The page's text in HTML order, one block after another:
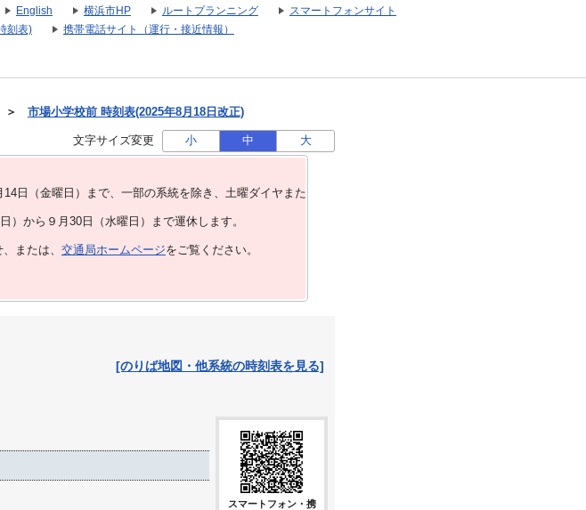
English 横浜市HP ルートプランニング
スマートフォンサイト
刻表) 携帯電話サイト（運行・接近情報）
＞ 市場小学校前 時刻表(2025年8月18日改正)
文字サイズ変更 小 中 大
⽇（金曜日）まで、⼀部の系統を除き、⼟曜ダイヤまた
から９月30日（水曜日）まで運休します。
または、 交通局ホームページをご覧ください。
[のりば地図・他系統の時刻表を見る]
スマートフォン・携